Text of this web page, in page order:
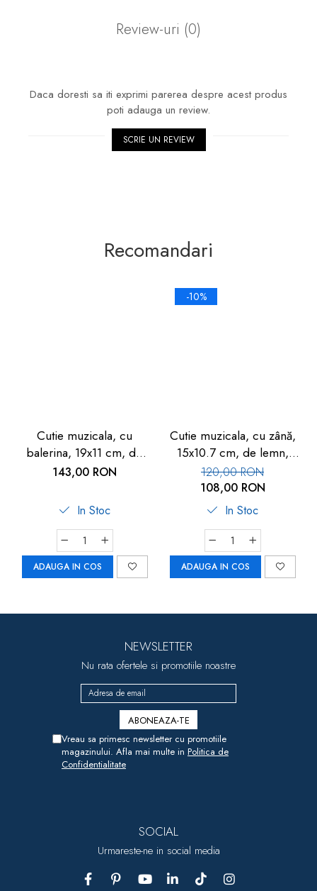
Review-uri (0)
Daca doresti sa iti exprimi parerea despre acest produs
poti adauga un review.
SCRIE UN REVIEW
Recomandari
Cutie muzicala, cu
balerina, 19x11 cm, de
lemn, Goki
143,00 RON
In Stoc
ADAUGA IN COS
-10%
Cutie muzicala, cu zână,
15x10.7 cm, de lemn,
Goki
120,00 RON
108,00 RON
In Stoc
ADAUGA IN COS
NEWSLETTER
Nu rata ofertele si promotiile noastre
Vreau sa primesc newsletter cu promotiile
magazinului. Afla mai multe in Politica de
Confidentialitate
SOCIAL
Urmareste-ne in social media